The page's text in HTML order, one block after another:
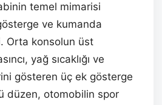
temel mimarisi
ve kumanda
Orta konsolun üst
yağ sıcaklığı ve
gösteren üç ek gösterge
düzen, otomobilin spor